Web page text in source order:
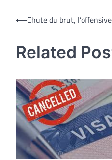
Navigation
l’article
⟵Chute du brut,
Related